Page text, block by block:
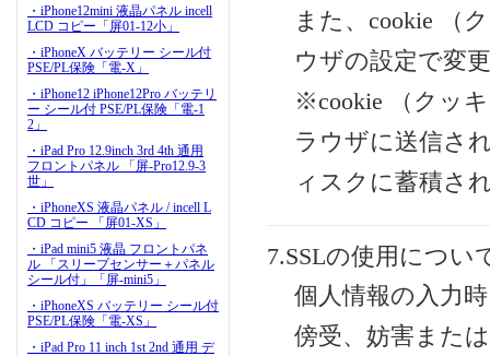
・iPhone12mini 液晶パネル incell
LCD コピー「屏01-12小」
・iPhoneX バッテリー シール付
PSE/PL保険「電-X」
・iPhone12 iPhone12Pro バッテリ
ー シール付 PSE/PL保険「電-1
2」
・iPad Pro 12.9inch 3rd 4th 通用
フロントパネル 「屏-Pro12.9-3
世」
・iPhoneXS 液晶パネル / incell L
CD コピー 「屏01-XS」
・iPad mini5 液晶 フロントパネ
ル 「スリープセンサー＋パネル
シール付」「屏-mini5」
・iPhoneXS バッテリー シール付
PSE/PL保険「電-XS」
・iPad Pro 11 inch 1st 2nd 通用 デ
また、cookie （
ウザの設定で変
※cookie （クッ
ラウザに送信さ
ィスクに蓄積さ
7.SSLの使用につい
個人情報の入力
傍受、妨害また